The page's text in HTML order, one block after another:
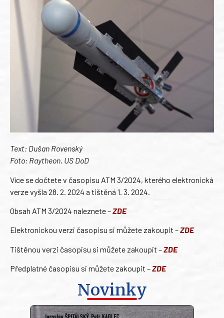
Text: Dušan Rovenský
Foto: Raytheon, US DoD
Více se dočtete v časopisu ATM 3/2024, kterého elektronická
verze vyšla 28. 2. 2024 a tištěná 1. 3. 2024.
Obsah ATM 3/2024 naleznete –ZDE
Elektronickou verzi časopisu si můžete zakoupit –ZDE
Tištěnou verzi časopisu si můžete zakoupit –ZDE
Předplatné časopisu si můžete zakoupit –ZDE
Novinky